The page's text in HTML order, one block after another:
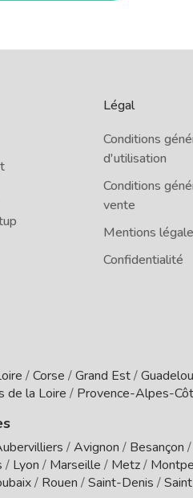
Légal
Conditions
d'utilisation
Conditions
vente
Mentions
Confidentialité
/Corse /Grand Est/
de la Loire / Provence-Alpes-
/Avignon / Besançon /
/ Lyon / Marseille / Metz/
/ Rouen /Saint-Denis /